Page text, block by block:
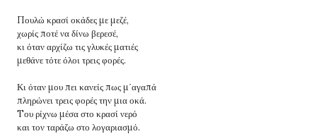
Πουλώ κρασί οκάδες με μεζέ,
χωρίς ποτέ να δίνω βερεσέ,
κι όταν αρχίζω τις γλυκές ματιές
μεθάνε τότε όλοι τρεις φορές.
Κι όταν μου πει κανείς πως μ΄αγαπά
πληρώνει τρεις φορές την μια οκά.
Tου ρίχνω μέσα στο κρασί νερό
και τον ταράζω στο λογαριασμό.